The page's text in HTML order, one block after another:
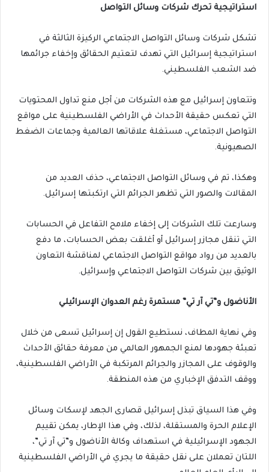
استراتيجية تحرك شركات وسائل التواصل
تشكل شركات وسائل التواصل الاجتماعي الركيزة الثالثة في
استراتيجية إسرائيل التي تهدف لتعتيم الحقائق وإخفاء جرائمها
ضد الشعب الفلسطيني.
وتتعاون إسرائيل مع هذه الشركات من أجل منع تداول المحتويات
التي تعكس حقيقة الأحداث في الأراضي الفلسطينية على مواقع
التواصل الاجتماعي، مستغلة علاقاتها العالمية وجماعات الضغط
الصهيونية.
وهكذا، تم في وسائل التواصل الاجتماعي، حذف العديد من
المقالات والصور التي تظهر الجرائم التي ارتكبتها إسرائيل.
وسارعت تلك الشركات إلى إخفاء ملامح التفاعل في الحسابات
التي تنقل مجازر إسرائيل أو أغلقت بعض الحسابات، ما دفع
بالعديد من رواد مواقع التواصل الاجتماعي لمناقشة التعاون
الوثيق بين شركات التواصل الاجتماعي وإسرائيل.
الأناضول و”تي آر تي” مستمرة رغم العدوان الإسرائيلي
وفي نهاية المطاف، نستطيع القول إن إسرائيل تسعى من خلال
تعبئة جهودها لمنع الجمهور العالمي من معرفة حقائق الأحداث
والوقوف على المجازر والجرائم المرتكبة في الأراضي الفلسطينية،
ووقف التدفق الإخباري من هذه المنطقة.
وفي هذا السياق تبذل إسرائيل قصارى الجهد لإسكات وسائل
الإعلام الحرة والمستقلة، لذلك، وفي هذا الإطار، يمكن تقييم
الجهود الإسرائيلية في استهداف وكالة الأناضول و”تي آر تي”،
اللتان تعملان على نقل حقيقة ما يجري في الأراضي الفلسطينية